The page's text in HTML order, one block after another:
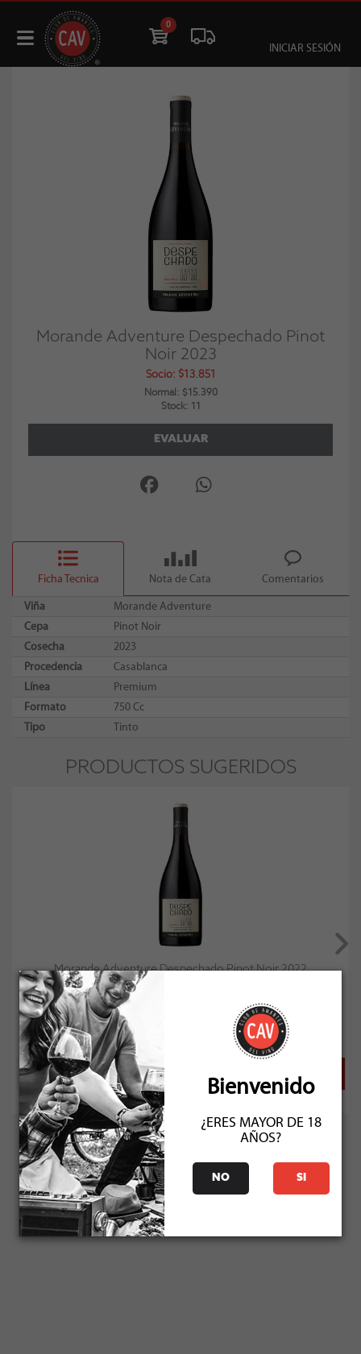
0
INICIAR SESIÓN
Morande Adventure Despechado Pinot
Noir 2023
Socio: $13.851
Normal: $15.390
Stock: 11
EVALUAR
Ficha Tecnica Nota de Cata Comentarios
Viña
Morande Adventure
Cepa
Pinot Noir
Cosecha
2023
Procedencia
Casablanca
Línea
Premium
Formato
750 Cc
Tipo
Tinto
PRODUCTOS SUGERIDOS
Morande Adventure Despechado Pinot Noir 2022
Bienvenido
¿ERES MAYOR DE 18
AÑOS?
NO SI